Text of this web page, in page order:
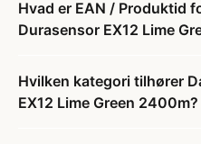
Hvad er EAN / Produktid
Durasensor EX12 Lime
Hvilken kategori tilhører
EX12 Lime Green 2400m?